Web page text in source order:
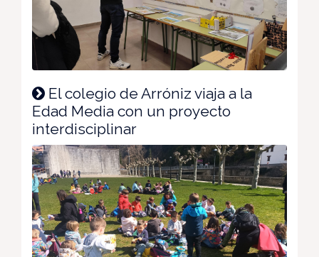
El colegio de Arróniz viaja a la
Edad Media con un proyecto
interdisciplinar